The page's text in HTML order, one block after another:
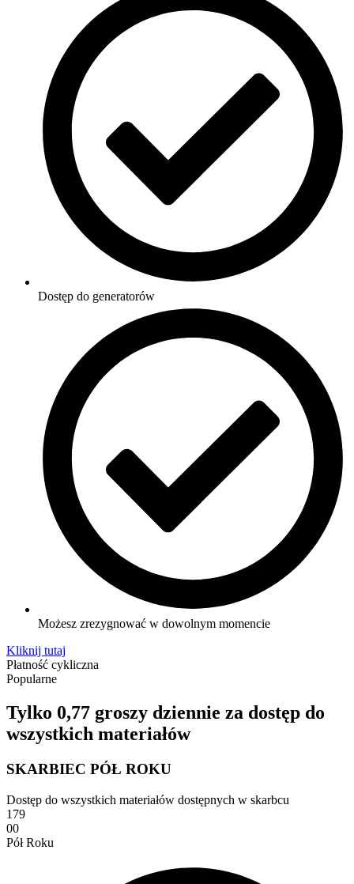
Dostęp do generatorów
Możesz zrezygnować w dowolnym momencie
Kliknij tutaj
Płatność cykliczna
Popularne
Tylko 0,77 groszy dziennie za dostęp do
wszystkich materiałów
SKARBIEC PÓŁ ROKU
Dostęp do wszystkich materiałów dostępnych w skarbcu
179
00
Pół Roku